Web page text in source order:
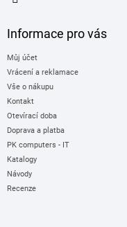
Informace pro vás
Můj účet
Vrácení a reklamace
Vše o nákupu
Kontakt
Otevírací doba
Doprava a platba
PK computers - IT
Katalogy
Návody
Recenze